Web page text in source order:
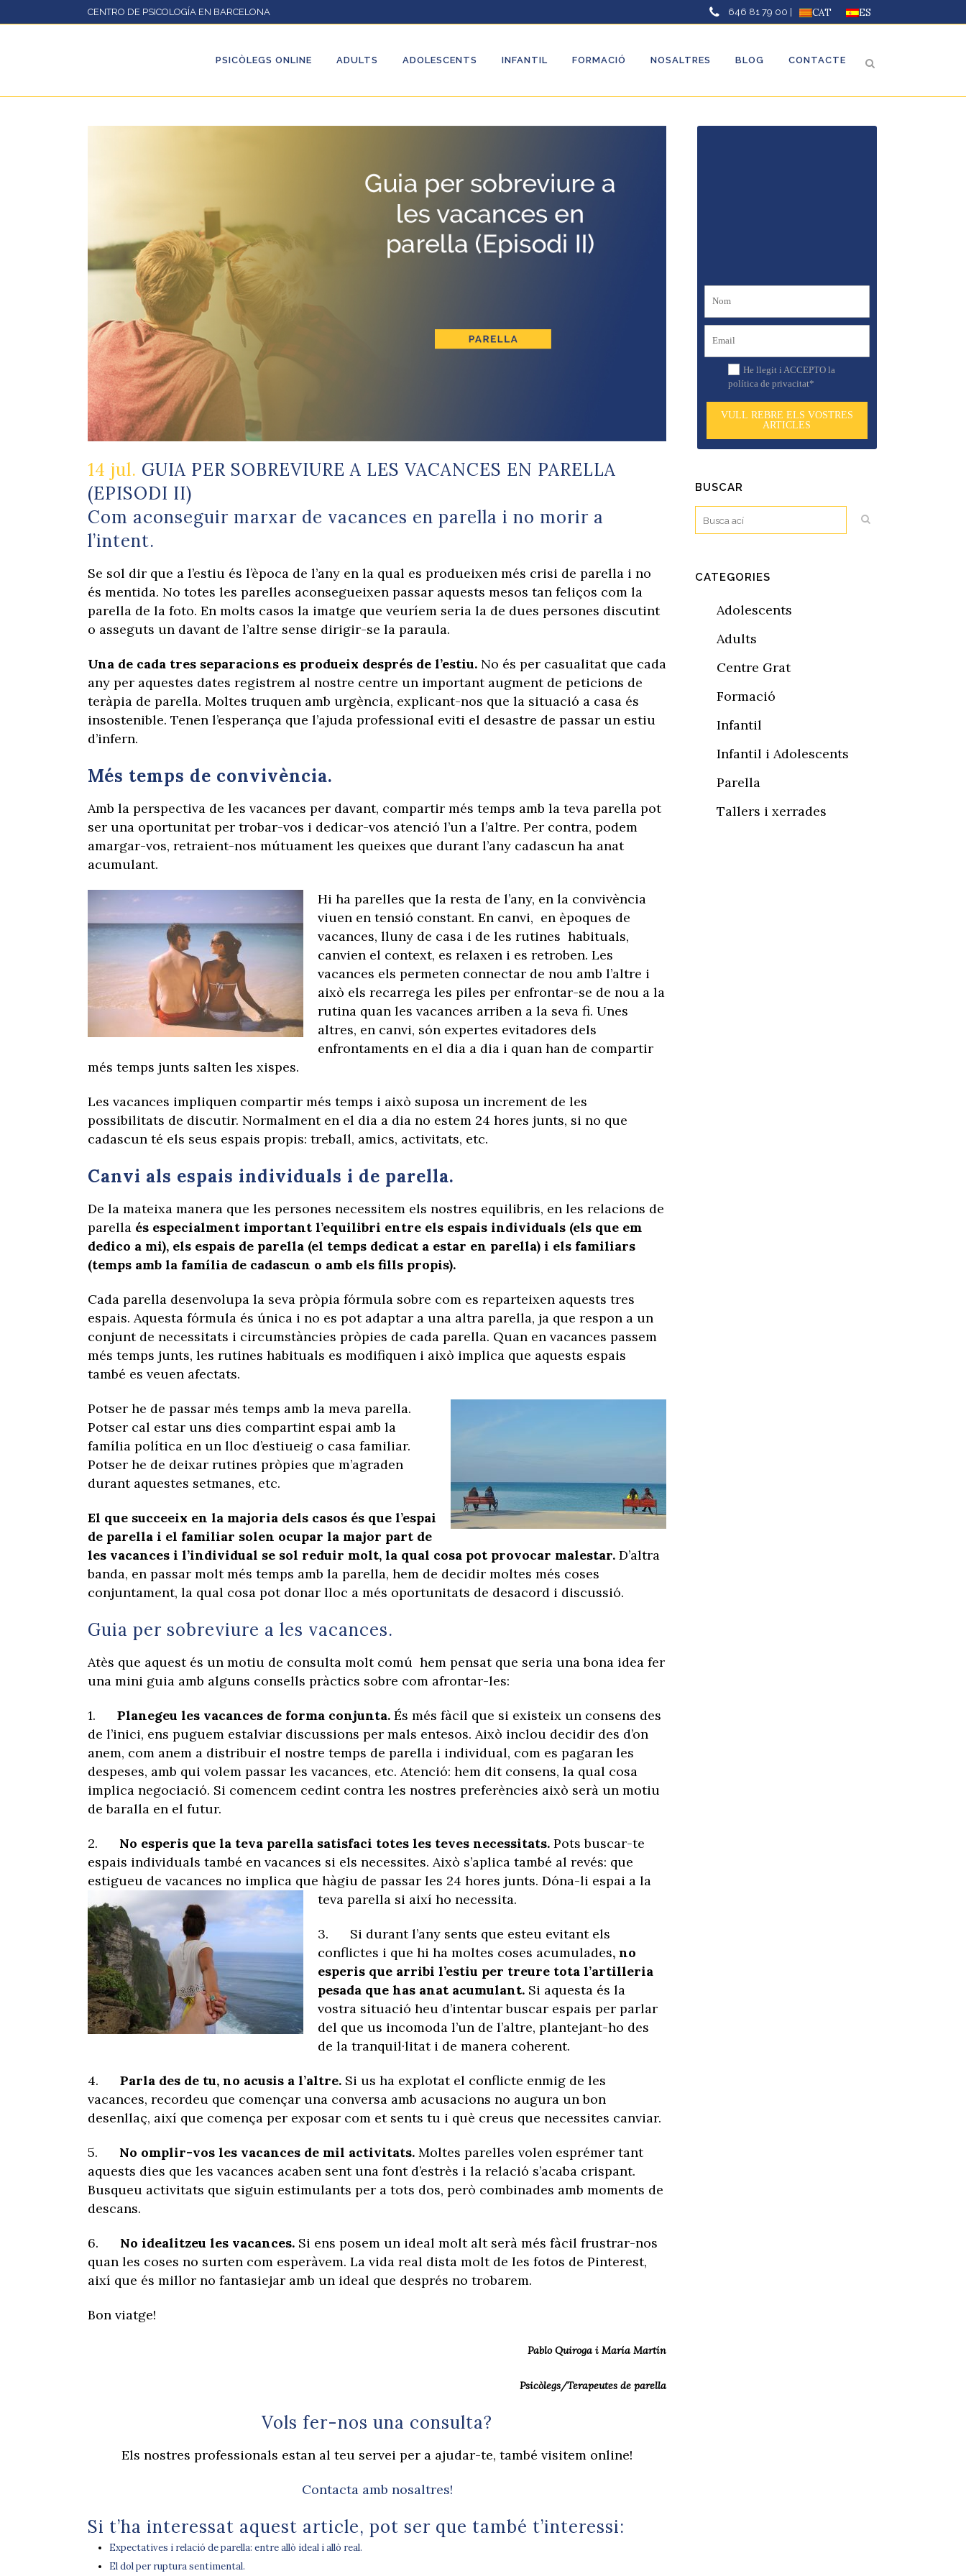
CENTRO DE PSICOLOGÍA EN BARCELONA 646 81 79 00 | CAT ES
PSICÒLEGS ONLINE ADULTS ADOLESCENTS INFANTIL FORMACIÓ NOSALTRES BLOG CONTACTE
14 jul. GUIA PER SOBREVIURE A LES VACANCES EN PARELLA
(EPISODI II)
Com aconseguir marxar de vacances en parella i no morir a
l’intent.
Se sol dir que a l’estiu és l’època de l’any en la qual es produeixen més crisi de parella i no
és mentida. No totes les parelles aconsegueixen passar aquests mesos tan feliços com la
parella de la foto. En molts casos la imatge que veuríem seria la de dues persones discutint
o asseguts un davant de l’altre sense dirigir-se la paraula.
Una de cada tres separacions es produeix després de l’estiu. No és per casualitat que cada
any per aquestes dates registrem al nostre centre un important augment de peticions de
teràpia de parella. Moltes truquen amb urgència, explicant-nos que la situació a casa és
insostenible. Tenen l’esperança que l’ajuda professional eviti el desastre de passar un estiu
d’infern.
Més temps de convivència.
Amb la perspectiva de les vacances per davant, compartir més temps amb la teva parella pot
ser una oportunitat per trobar-vos i dedicar-vos atenció l’un a l’altre. Per contra, podem
amargar-vos, retraient-nos mútuament les queixes que durant l’any cadascun ha anat
acumulant.
Hi ha parelles que la resta de l’any, en la convivència
viuen en tensió constant. En canvi, en èpoques de
vacances, lluny de casa i de les rutines habituals,
canvien el context, es relaxen i es retroben. Les
vacances els permeten connectar de nou amb l’altre i
això els recarrega les piles per enfrontar-se de nou a la
rutina quan les vacances arriben a la seva fi. Unes
altres, en canvi, són expertes evitadores dels
enfrontaments en el dia a dia i quan han de compartir
més temps junts salten les xispes.
Les vacances impliquen compartir més temps i això suposa un increment de les
possibilitats de discutir. Normalment en el dia a dia no estem 24 hores junts, si no que
cadascun té els seus espais propis: treball, amics, activitats, etc.
Canvi als espais individuals i de parella.
De la mateixa manera que les persones necessitem els nostres equilibris, en les relacions de
parella és especialment important l’equilibri entre els espais individuals (els que em
dedico a mi), els espais de parella (el temps dedicat a estar en parella) i els familiars
(temps amb la família de cadascun o amb els fills propis).
Cada parella desenvolupa la seva pròpia fórmula sobre com es reparteixen aquests tres
espais. Aquesta fórmula és única i no es pot adaptar a una altra parella, ja que respon a un
conjunt de necessitats i circumstàncies pròpies de cada parella. Quan en vacances passem
més temps junts, les rutines habituals es modifiquen i això implica que aquests espais
també es veuen afectats.
Potser he de passar més temps amb la meva parella.
Potser cal estar uns dies compartint espai amb la
família política en un lloc d’estiueig o casa familiar.
Potser he de deixar rutines pròpies que m’agraden
durant aquestes setmanes, etc.
El que succeeix en la majoria dels casos és que l’espai
de parella i el familiar solen ocupar la major part de
les vacances i l’individual se sol reduir molt, la qual cosa pot provocar malestar. D’altra
banda, en passar molt més temps amb la parella, hem de decidir moltes més coses
conjuntament, la qual cosa pot donar lloc a més oportunitats de desacord i discussió.
Guia per sobreviure a les vacances.
Atès que aquest és un motiu de consulta molt comú hem pensat que seria una bona idea fer
una mini guia amb alguns consells pràctics sobre com afrontar-les:
1. Planegeu les vacances de forma conjunta. És més fàcil que si existeix un consens des
de l’inici, ens puguem estalviar discussions per mals entesos. Això inclou decidir des d’on
anem, com anem a distribuir el nostre temps de parella i individual, com es pagaran les
despeses, amb qui volem passar les vacances, etc. Atenció: hem dit consens, la qual cosa
implica negociació. Si comencem cedint contra les nostres preferències això serà un motiu
de baralla en el futur.
2. No esperis que la teva parella satisfaci totes les teves necessitats. Pots buscar-te
espais individuals també en vacances si els necessites. Això s’aplica també al revés: que
estigueu de vacances no implica que hàgiu de passar les 24 hores junts. Dóna-li espai a la
teva parella si així ho necessita.
3. Si durant l’any sents que esteu evitant els
conflictes i que hi ha moltes coses acumulades, no
esperis que arribi l’estiu per treure tota l’artilleria
pesada que has anat acumulant. Si aquesta és la
vostra situació heu d’intentar buscar espais per parlar
del que us incomoda l’un de l’altre, plantejant-ho des
de la tranquil·litat i de manera coherent.
4. Parla des de tu, no acusis a l’altre. Si us ha explotat el conflicte enmig de les
vacances, recordeu que començar una conversa amb acusacions no augura un bon
desenllaç, així que comença per exposar com et sents tu i què creus que necessites canviar.
5. No omplir-vos les vacances de mil activitats. Moltes parelles volen esprémer tant
aquests dies que les vacances acaben sent una font d’estrès i la relació s’acaba crispant.
Busqueu activitats que siguin estimulants per a tots dos, però combinades amb moments de
descans.
6. No idealitzeu les vacances. Si ens posem un ideal molt alt serà més fàcil frustrar-nos
quan les coses no surten com esperàvem. La vida real dista molt de les fotos de Pinterest,
així que és millor no fantasiejar amb un ideal que després no trobarem.
Bon viatge!
Pablo Quiroga i María Martín
Psicòlegs/Terapeutes de parella
Vols fer-nos una consulta?
Els nostres professionals estan al teu servei per a ajudar-te, també visitem online!
Contacta amb nosaltres!
Si t’ha interessat aquest article, pot ser que també t’interessi:
Expectatives i relació de parella: entre allò ideal i allò real.
El dol per ruptura sentimental.
He llegit i ACCEPTO la
política de privacitat*
VULL REBRE ELS VOSTRES
ARTICLES
BUSCAR
CATEGORIES
Adolescents
Adults
Centre Grat
Formació
Infantil
Infantil i Adolescents
Parella
Tallers i xerrades